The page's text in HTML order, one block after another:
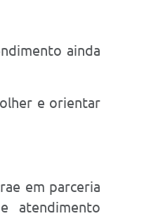
ainda
e orientar
em parceria
atendimento